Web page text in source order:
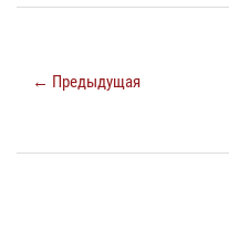
← Предыдущая